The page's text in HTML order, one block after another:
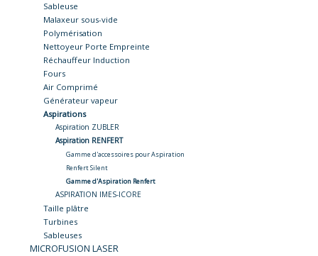
Sableuse
Malaxeur sous-vide
Polymérisation
Nettoyeur Porte Empreinte
Réchauffeur Induction
Fours
Air Comprimé
Générateur vapeur
Aspirations
Aspiration ZUBLER
Aspiration RENFERT
Gamme d'accessoires pour Aspiration
Renfert Silent
Gamme d'Aspiration Renfert
ASPIRATION IMES-ICORE
Taille plâtre
Turbines
Sableuses
MICROFUSION LASER